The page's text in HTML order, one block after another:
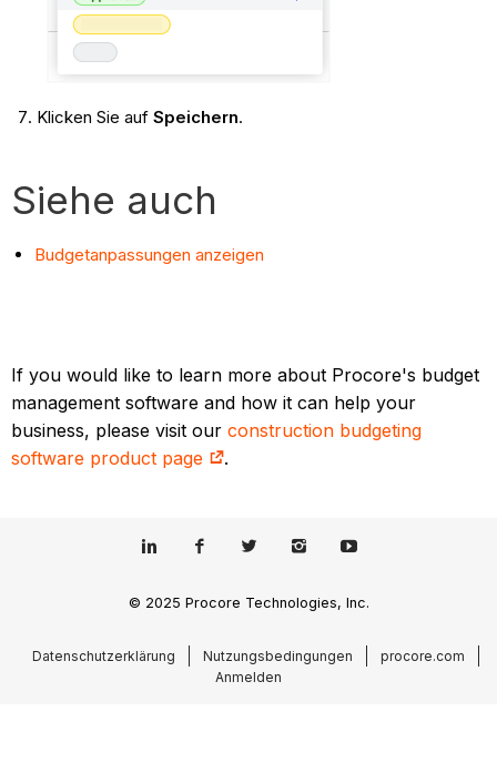
Klicken Sie auf Speichern.
Siehe auch
Budgetanpassungen anzeigen
If you would like to learn more about Procore's budget
management software and how it can help your
business, please visit ourconstruction budgeting
software product page
.
© 2025 Procore Technologies, Inc.
Datenschutzerklärung Nutzungsbedingungen
procore.com
Anmelden